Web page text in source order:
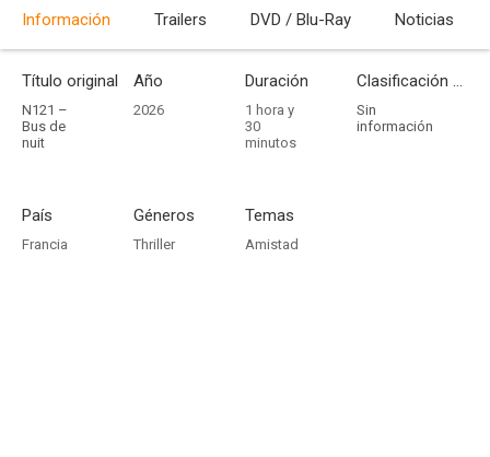
Información Trailers DVD / Blu-Ray Noticias
Título original
N121 –
Bus de
nuit
Año
2026
Duración
1 hora y
30
minutos
Clasificación por edades
Sin
información
País
Francia
Géneros
Thriller
Temas
Amistad